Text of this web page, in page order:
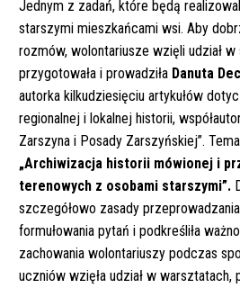
Jednym z zadań, które będą
starszymi mieszkańcami wsi. Aby
rozmów, wolontariusze wzięli udział w
przygotowała i prowadziła Danuta
autorka kilkudziesięciu artykułów
regionalnej i lokalnej historii,
Zarszyna i Posady Zarszyńskiej”.
„Archiwizacja historii mówionej i
terenowych z osobami starszymi”.
szczegółowo zasady
formułowania pytań i podkreśliła
zachowania wolontariuszy podczas
uczniów wzięła udział w